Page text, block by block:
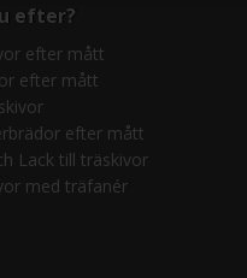
efter?
efter mått
efter mått
efter mått
Lack till träskivor
med träfanér